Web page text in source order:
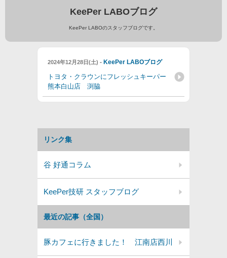
KeePer LABOブログ
KeePer LABOのスタッフブログです。
2024年12月28日(土) - KeePer LABOブログ
トヨタ・クラウンにフレッシュキーパー
熊本白山店 渕脇
最近の記事（全国）
豚カフェに行きました！ 江南店西川
リンク集
谷 好通コラム
KeePer技研 スタッフブログ